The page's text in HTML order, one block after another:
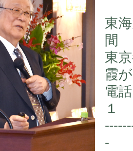
東
間
東
霞
電
１
-